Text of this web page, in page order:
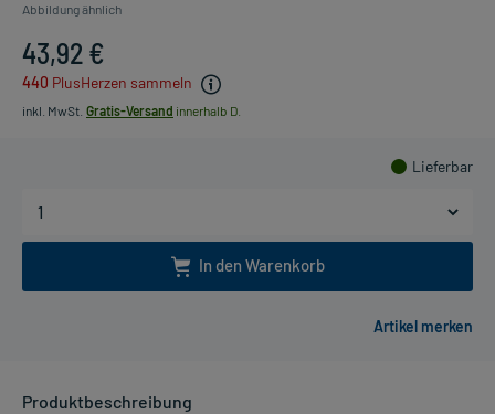
Abbildung ähnlich
43,92 €
440 PlusHerzen sammeln
inkl. MwSt. Gratis-Versand innerhalb D.
Lieferbar
In den Warenkorb
Produktbeschreibung